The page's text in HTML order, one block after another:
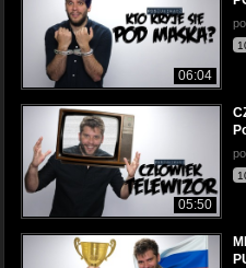
06:04
05:50